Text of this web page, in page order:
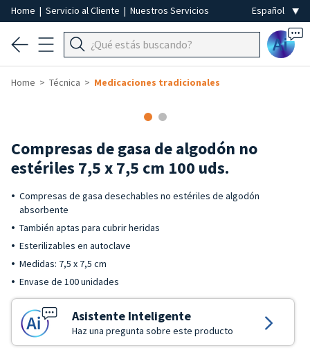
Home | Servicio al Cliente | Nuestros Servicios
Ai
Home Técnica Medicaciones tradicionales
Compresas de gasa de algodón no
estériles 7,5 x 7,5 cm 100 uds.
Compresas de gasa desechables no estériles de algodón
absorbente
También aptas para cubrir heridas
Esterilizables en autoclave
Medidas: 7,5 x 7,5 cm
Envase de 100 unidades
Asistente Inteligente
Haz una pregunta sobre este producto